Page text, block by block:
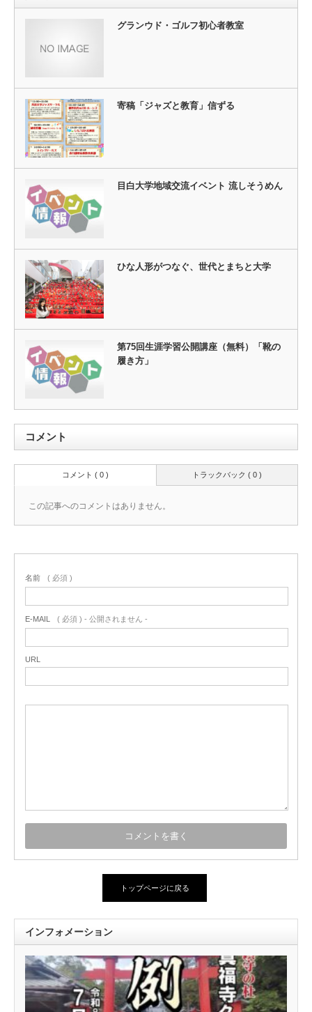
グランウド・ゴルフ初心者教室
寄稿「ジャズと教育」信ずる
目白大学地域交流イベント 流しそうめん
ひな人形がつなぐ、世代とまちと大学
第75回生涯学習公開講座（無料）「靴の
履き方」
コメント
トラックバック ( 0 )
コメント ( 0 )
この記事へのコメントはありません。
名前 ( 必須 )
E-MAIL ( 必須 ) - 公開されません -
URL
トップページに戻る
インフォメーション